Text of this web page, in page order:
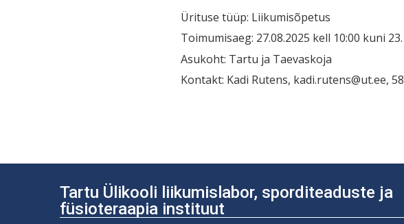
Ürituse tüüp: Liikumisõpetus
Toimumisaeg: 27.08.2025 kell 10:00 kuni
Asukoht: Tartu ja Taevaskoja
Kontakt: Kadi Rutens, kadi.rutens@ut.ee,
Tartu Ülikooli liikumislabor, sporditeaduste ja
füsioteraapia instituut